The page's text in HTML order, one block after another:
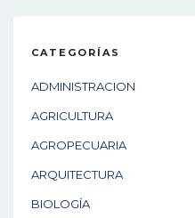
CATEGORÍAS
ADMINISTRACION
AGRICULTURA
AGROPECUARIA
ARQUITECTURA
BIOLOGÍA